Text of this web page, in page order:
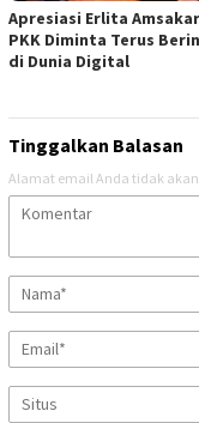
Apresiasi Erlita
PKK Diminta Terus
di Dunia Digital
Tinggalkan Balasan
Alamat email Anda tidak